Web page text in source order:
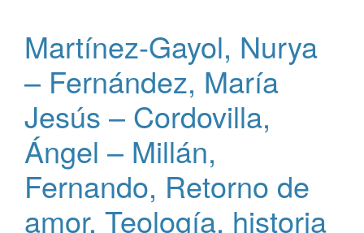
Martínez-Gayol, Nurya
– Fernández, María
Jesús – Cordovilla,
Ángel – Millán,
Fernando, Retorno de
amor. Teología, historia